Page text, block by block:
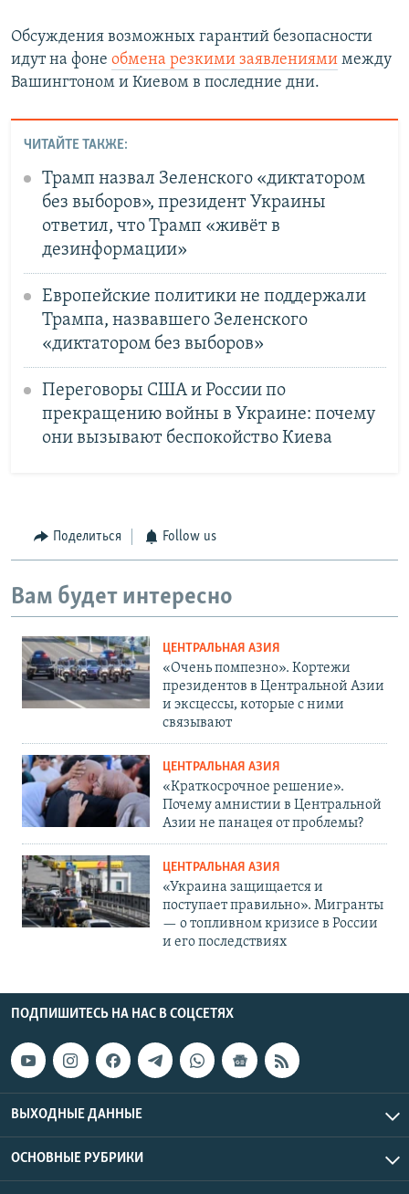
Обсуждения возможных гарантий безопасности
идут на фоне обмена резкими заявлениями между
Вашингтоном и Киевом в последние дни.
ЧИТАЙТЕ ТАКЖЕ:
Трамп назвал Зеленского «диктатором
без выборов», президент Украины
ответил, что Трамп «живёт в
дезинформации»
Европейские политики не поддержали
Трампа, назвавшего Зеленского
«диктатором без выборов»
Переговоры США и России по
прекращению войны в Украине: почему
они вызывают беспокойство Киева
Поделиться Follow us
Вам будет интересно
ЦЕНТРАЛЬНАЯ АЗИЯ
«Очень помпезно». Кортежи
президентов в Центральной Азии
и эксцессы, которые с ними
связывают
ЦЕНТРАЛЬНАЯ АЗИЯ
«Краткосрочное решение».
Почему амнистии в Центральной
Азии не панацея от проблемы?
ЦЕНТРАЛЬНАЯ АЗИЯ
«Украина защищается и
поступает правильно». Мигранты
— о топливном кризисе в России
и его последствиях
ПОДПИШИТЕСЬ НА НАС В СОЦСЕТЯХ
ВЫХОДНЫЕ ДАННЫЕ
ОСНОВНЫЕ РУБРИКИ